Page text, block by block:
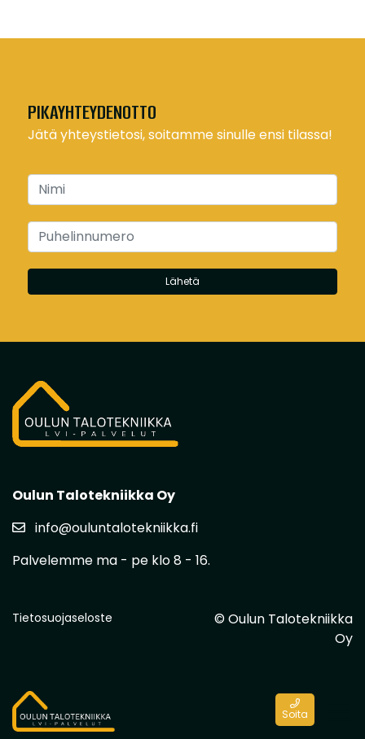
PIKAYHTEYDENOTTO
Jätä yhteystietosi, soitamme sinulle ensi tilassa!
Lähetä
Oulun Talotekniikka Oy
info@ouluntalotekniikka.fi
Palvelemme ma - pe klo 8 - 16.
Tietosuojaseloste
© Oulun Talotekniikka
Oy
Soita